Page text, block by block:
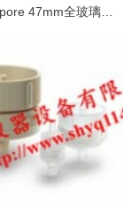
美国Millipore 47mm全玻璃换膜过滤器